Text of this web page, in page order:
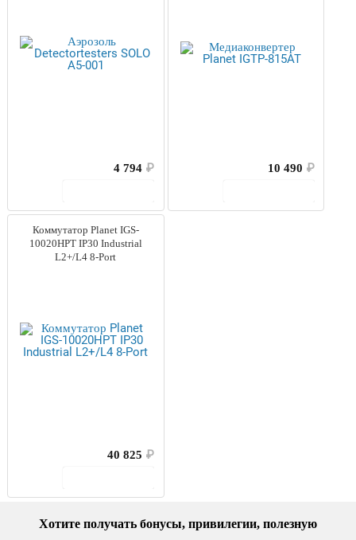
4 794 ₽ 10 490 ₽
Коммутатор Planet IGS-
10020HPT IP30 Industrial
L2+/L4 8-Port
40 825 ₽
Хотите получать бонусы, привилегии, полезную